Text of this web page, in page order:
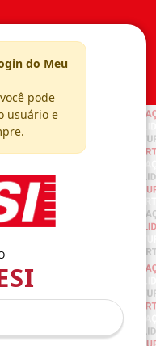
do Meu
pode
usuário e